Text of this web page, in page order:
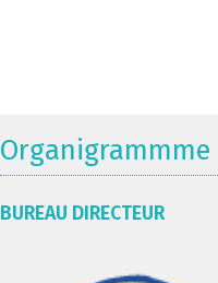
Organigrammme
BUREAU DIRECTEUR